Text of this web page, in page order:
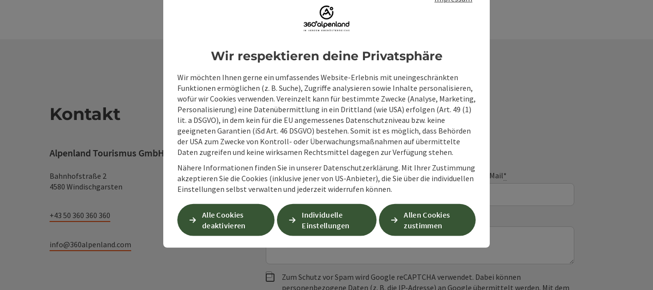
Kontakt
Alpenland Tourismus GmbH
Bahnhofstraße 2
4580 Windischgarsten
+43 50 360 360 360
info@360alpenland.com
Unverbindliche Anfrage
Felder mit *sind Pflichtfelder
Vorname Nachname E-Mail*
Unverbindliche Anfrage
Zum Schutz vor Spam wird Google reCAPTCHA verwendet. Dabei können
personenbezogene Daten (z. B. die IP-Adresse) an Google übermittelt werden. Mit dem
Wir respektieren deine Privatsphäre
Wir möchten Ihnen gerne ein umfassendes Website-Erlebnis mit uneingeschränkten
Funktionen ermöglichen (z. B. Suche), Zugriffe analysieren sowie Inhalte personalisieren,
wofür wir Cookies verwenden. Vereinzelt kann für bestimmte Zwecke (Analyse, Marketing,
Personalisierung) eine Datenübermittlung in ein Drittland (wie USA) erfolgen (Art. 49 (1)
lit. a DSGVO), in dem kein für die EU angemessenes Datenschutzniveau bzw. keine
geeigneten Garantien (iSd Art. 46 DSGVO) bestehen. Somit ist es möglich, dass Behörden
der USA zum Zwecke von Kontroll- oder Überwachungsmaßnahmen auf übermittelte
Daten zugreifen und keine wirksamen Rechtsmittel dagegen zur Verfügung stehen.
Nähere Informationen finden Sie in unserer Datenschutzerklärung. Mit Ihrer Zustimmung
akzeptieren Sie die Cookies (inklusive jener von US-Anbieter), die Sie über die individuellen
Einstellungen selbst verwalten und jederzeit widerrufen können.
Alle Cookies
deaktivieren
Individuelle
Einstellungen
Allen Cookies
zustimmen